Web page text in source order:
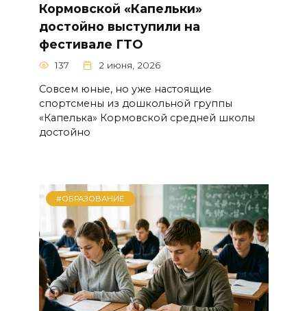
Кормовской «Капельки»
достойно выступили на
фестивале ГТО
137 2 июня, 2026
Совсем юные, но уже настоящие
спортсмены из дошкольной группы
«Капелька» Кормовской средней школы
достойно
#ОБРАЗОВАНИЕ